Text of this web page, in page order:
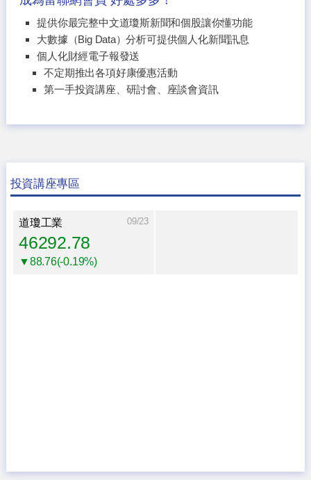
提供你最完整中文道瓊斯新聞和個股讓你懂功能
大數據（Big Data）分析可提供個人化新聞訊息
個人化財經電子報發送
不定期推出各項好康優惠活動
第一手投資講座、研討會、座談會資訊
投資講座專區
道瓊工業 09/23
46292.78
▼88.76(-0.19%)